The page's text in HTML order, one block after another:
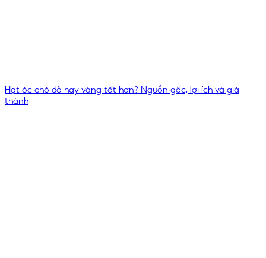
Hạt óc chó đỏ hay vàng tốt hơn? Nguồn gốc, lợi ích và giá
thành